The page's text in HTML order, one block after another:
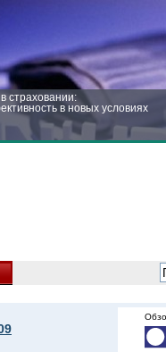
страховании:
в новых условиях
условиях